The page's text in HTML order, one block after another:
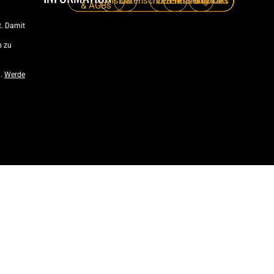
Damit
zu
Werde
& AGBs